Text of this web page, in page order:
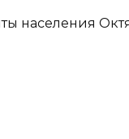
населения